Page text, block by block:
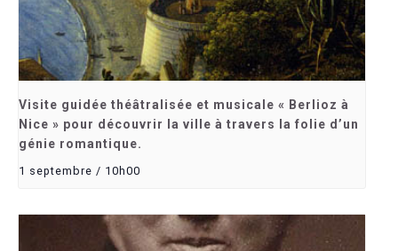
Visite guidée théâtralisée et musicale « Berlioz à
Nice » pour découvrir la ville à travers la folie d’un
génie romantique.
1 septembre / 10h00